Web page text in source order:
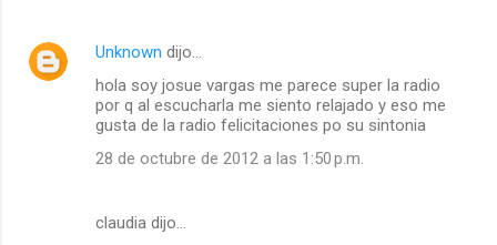
Unknown dijo…
hola soy josue vargas me parece super la radio
por q al escucharla me siento relajado y eso me
gusta de la radio felicitaciones po su sintonia
28 de octubre de 2012 a las 1:50 p.m.
claudia dijo…